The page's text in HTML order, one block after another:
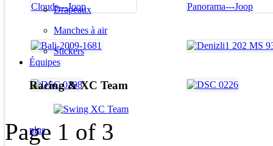
Drapeaux
Manches à air
Stickers
Équipes
Racing & XC Team
plus
Page 1 of 3